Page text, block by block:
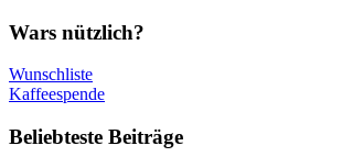
Wars nützlich?
Wunschliste
Kaffeespende
Beliebteste Beiträge